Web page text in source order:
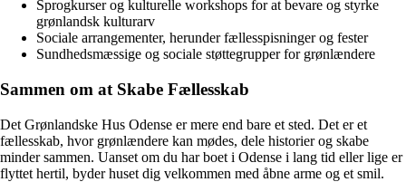
Sprogkurser og kulturelle workshops for at bevare og styrke
grønlandsk kulturarv
Sociale arrangementer, herunder fællesspisninger og fester
Sundhedsmæssige og sociale støttegrupper for grønlændere
Sammen om at Skabe Fællesskab
Det Grønlandske Hus Odense er mere end bare et sted. Det er et
fællesskab, hvor grønlændere kan mødes, dele historier og skabe
minder sammen. Uanset om du har boet i Odense i lang tid eller lige er
flyttet hertil, byder huset dig velkommen med åbne arme og et smil.